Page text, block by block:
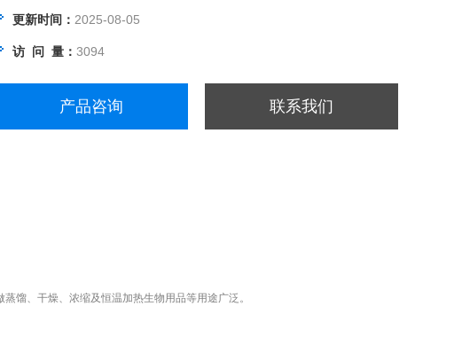
更新时间： 2025-08-05
访 问 量： 3094
产品咨询 联系我们
馏、干燥、浓缩及恒温加热生物用品等用途广泛。